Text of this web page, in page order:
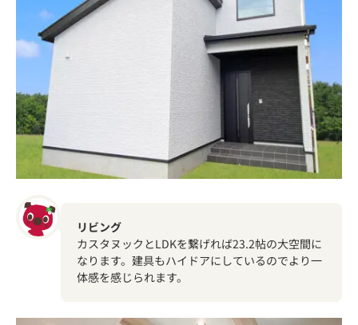
リビング
カスタヌックとLDKを繋げれば23.2帖の大空間に
なります。建具もハイドアにしているのでより一
体感を感じられます。